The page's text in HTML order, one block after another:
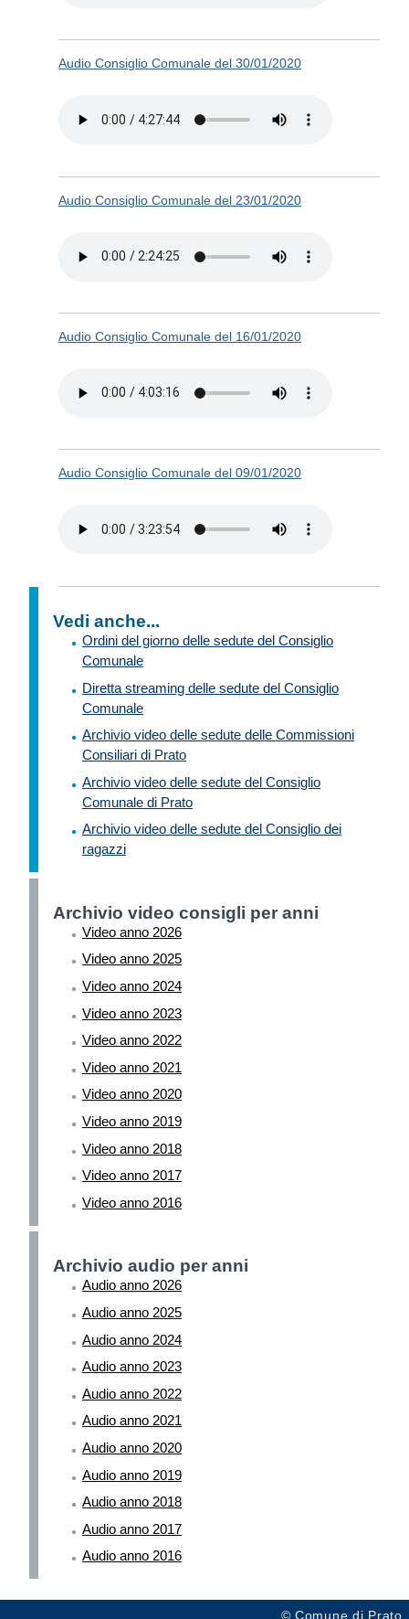
Audio Consiglio Comunale del 30/01/2020
Audio Consiglio Comunale del 23/01/2020
Audio Consiglio Comunale del 16/01/2020
Audio Consiglio Comunale del 09/01/2020
Vedi anche...
Ordini del giorno delle sedute del Consiglio
Comunale
Diretta streaming delle sedute del Consiglio
Comunale
Archivio video delle sedute delle Commissioni
Consiliari di Prato
Archivio video delle sedute del Consiglio
Comunale di Prato
Archivio video delle sedute del Consiglio dei
ragazzi
Archivio video consigli per anni
Video anno 2026
Video anno 2025
Video anno 2024
Video anno 2023
Video anno 2022
Video anno 2021
Video anno 2020
Video anno 2019
Video anno 2018
Video anno 2017
Video anno 2016
Archivio audio per anni
Audio anno 2026
Audio anno 2025
Audio anno 2024
Audio anno 2023
Audio anno 2022
Audio anno 2021
Audio anno 2020
Audio anno 2019
Audio anno 2018
Audio anno 2017
Audio anno 2016
© Comune di Prato